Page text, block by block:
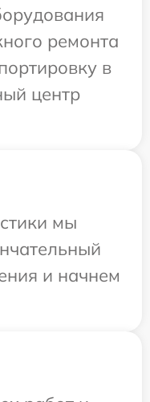
ремонта
в
центр
мы
и начнем